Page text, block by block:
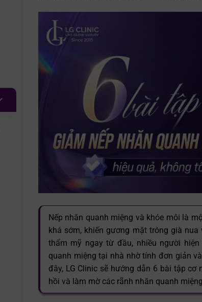
Nếp nhăn quanh miệng và khóe môi là
khá sớm, khiến gương mặt trông già
thẩm mỹ ngay từ đầu, nhiều người
quanh miệng tại nhà nhờ tính đơn giản
đây, LG Clinic sẽ hướng dẫn 6 bài tập
hồi và làm mờ các rãnh nhăn quanh